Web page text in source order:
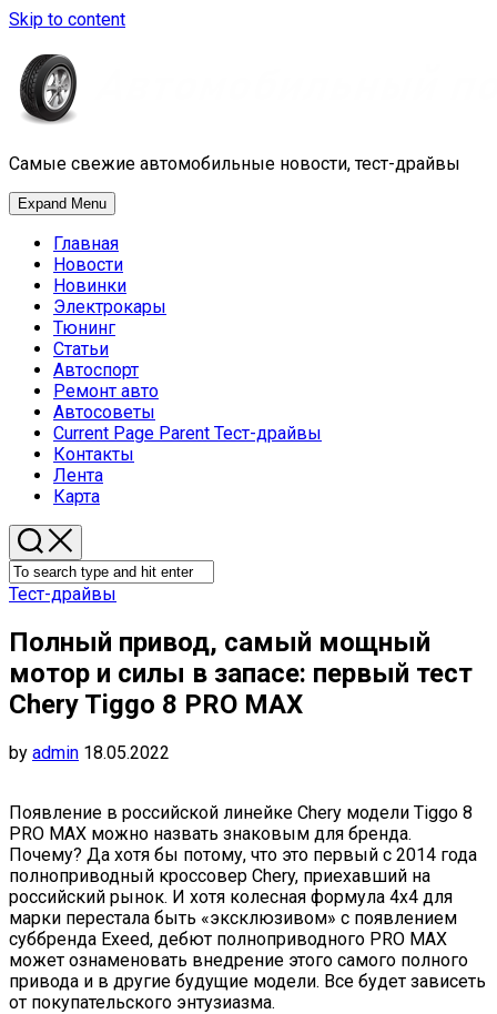
Skip to content
Самые свежие автомобильные новости, тест-драйвы
Expand Menu
Главная
Новости
Новинки
Электрокары
Тюнинг
Статьи
Автоспорт
Ремонт авто
Автосоветы
Current Page Parent Тест-драйвы
Контакты
Лента
Карта
Тест-драйвы
Полный привод, самый мощный
мотор и силы в запасе: первый тест
Chery Tiggo 8 PRO MAX
by admin 18.05.2022
Появление в российской линейке Chery модели Tiggo 8
PRO MAX можно назвать знаковым для бренда.
Почему? Да хотя бы потому, что это первый с 2014 года
полноприводный кроссовер Chery, приехавший на
российский рынок. И хотя колесная формула 4х4 для
марки перестала быть «эксклюзивом» с появлением
суббренда Exeed, дебют полноприводного PRO MAX
может ознаменовать внедрение этого самого полного
привода и в другие будущие модели. Все будет зависеть
от покупательского энтузиазма.